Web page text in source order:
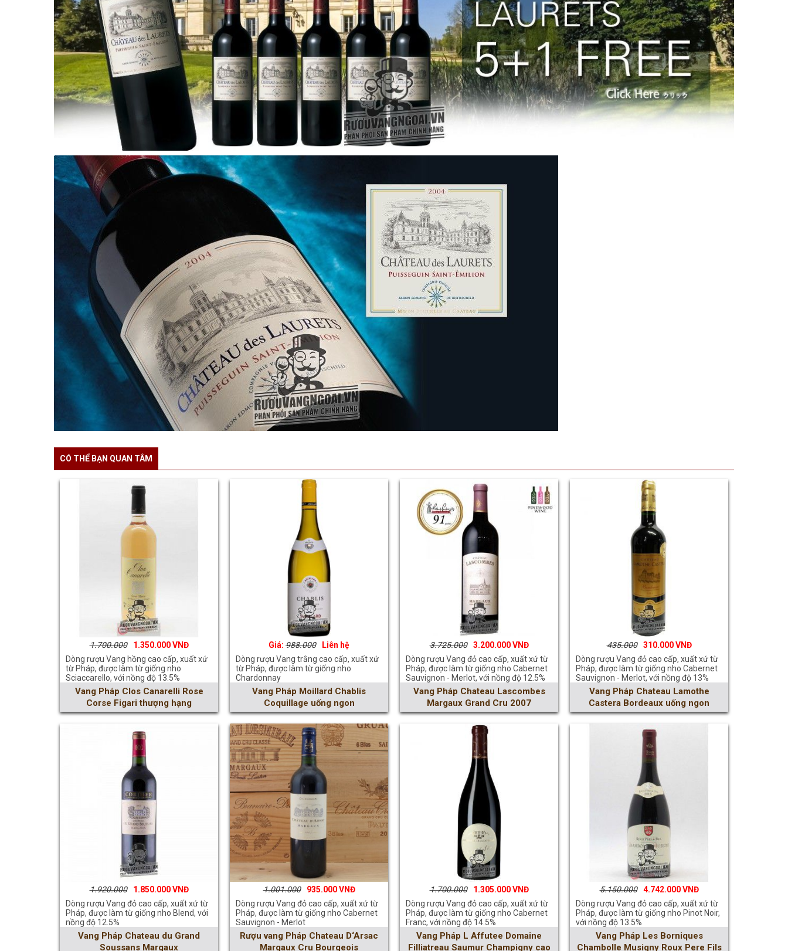
CÓ THỂ BẠN QUAN TÂM
1.700.000
1.350.000
Dòng rượu Vang hồng cao cấp, xuất xứ
từ Pháp, được làm từ giống nho
Sciaccarello, với nồng độ 13.5%
Vang Pháp Clos Canarelli Rose
Corse Figari thượng hạng
988.000
Liên hệ
Dòng rượu Vang trắng cao cấp, xuất xứ
từ Pháp, được làm từ giống nho
Chardonnay
Vang Pháp Moillard Chablis
Coquillage uống ngon
3.725.000
3.200.000
Dòng rượu Vang đỏ cao cấp, xuất xứ từ
Pháp, được làm từ giống nho Cabernet
Sauvignon - Merlot, với nồng độ 12.5%
Vang Pháp Chateau Lascombes
Margaux Grand Cru 2007
435.000
310.000
Dòng rượu Vang đỏ cao cấp, xuất xứ từ
Pháp, được làm từ giống nho Cabernet
Sauvignon - Merlot, với nồng độ 13%
Vang Pháp Chateau Lamothe
Castera Bordeaux uống ngon
1.920.000
1.850.000
Dòng rượu Vang đỏ cao cấp, xuất xứ từ
Pháp, được làm từ giống nho Blend, với
nồng độ 12.5%
Vang Pháp Chateau du Grand
Soussans Margaux
1.001.000
935.000
Dòng rượu Vang đỏ cao cấp, xuất xứ từ
Pháp, được làm từ giống nho Cabernet
Sauvignon - Merlot
Rượu vang Pháp Chateau D‘Arsac
Margaux Cru Bourgeois
1.700.000
1.305.000
Dòng rượu Vang đỏ cao cấp, xuất xứ từ
Pháp, được làm từ giống nho Cabernet
Franc, với nồng độ 14.5%
Vang Pháp L Affutee Domaine
Filliatreau Saumur Champigny cao
5.150.000
4.742.000
Dòng rượu Vang đỏ cao cấp, xuất xứ từ
Pháp, được làm từ giống nho Pinot Noir,
với nồng độ 13.5%
Vang Pháp Les Borniques
Chambolle Musigny Roux Pere Fils